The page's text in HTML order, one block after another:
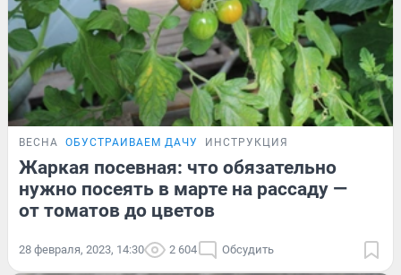
ВЕСНА ОБУСТРАИВАЕМ ДАЧУ ИНСТРУКЦИЯ
Жаркая посевная: что обязательно
нужно посеять в марте на рассаду —
от томатов до цветов
28 февраля, 2023, 14:30 2 604 Обсудить